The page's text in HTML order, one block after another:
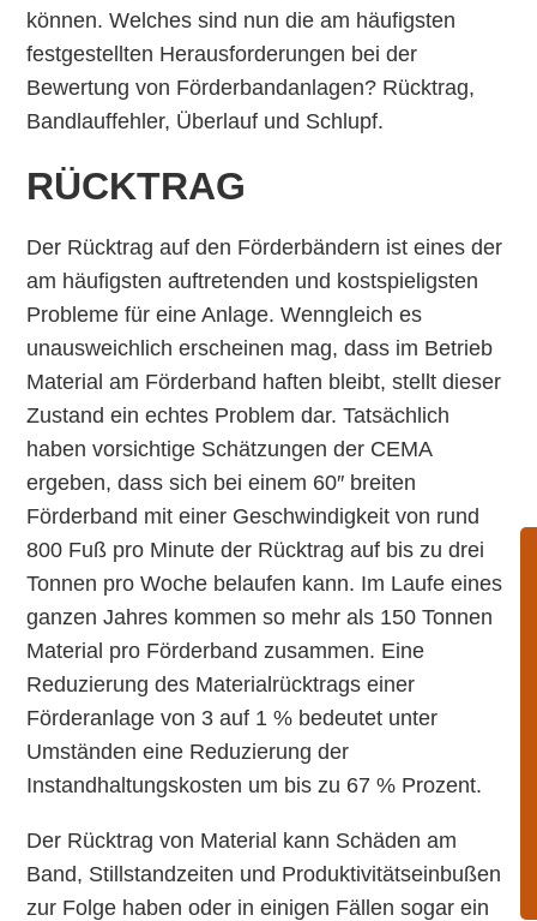
können. Welches sind nun die am häufigsten
festgestellten Herausforderungen bei der
Bewertung von Förderbandanlagen? Rücktrag,
Bandlauffehler, Überlauf und Schlupf.
RÜCKTRAG
Der Rücktrag auf den Förderbändern ist eines der
am häufigsten auftretenden und kostspieligsten
Probleme für eine Anlage. Wenngleich es
unausweichlich erscheinen mag, dass im Betrieb
Material am Förderband haften bleibt, stellt dieser
Zustand ein echtes Problem dar. Tatsächlich
haben vorsichtige Schätzungen der CEMA
ergeben, dass sich bei einem 60″ breiten
Förderband mit einer Geschwindigkeit von rund
800 Fuß pro Minute der Rücktrag auf bis zu drei
Tonnen pro Woche belaufen kann. Im Laufe eines
ganzen Jahres kommen so mehr als 150 Tonnen
Material pro Förderband zusammen. Eine
Reduzierung des Materialrücktrags einer
Förderanlage von 3 auf 1 % bedeutet unter
Umständen eine Reduzierung der
Instandhaltungskosten um bis zu 67 % Prozent.
Der Rücktrag von Material kann Schäden am
Band, Stillstandzeiten und Produktivitätseinbußen
zur Folge haben oder in einigen Fällen sogar ein